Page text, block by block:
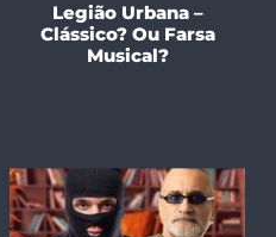
Legião Urbana –
Clássico? Ou Farsa
Musical?